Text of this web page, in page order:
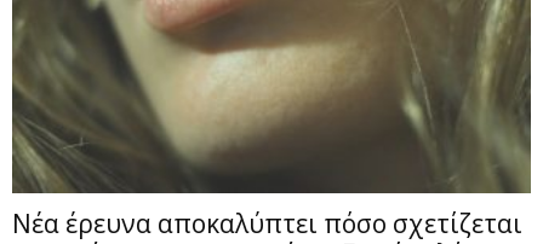
Νέα έρευνα αποκαλύπτει πόσο σχετίζεται